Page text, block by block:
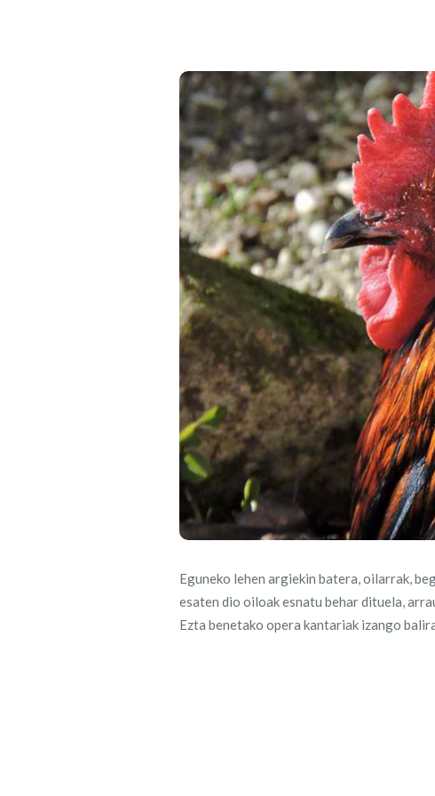
Eguneko lehen argiekin batera, oilarrak,
esaten dio oiloak esnatu behar dituela,
Ezta benetako opera kantariak izango